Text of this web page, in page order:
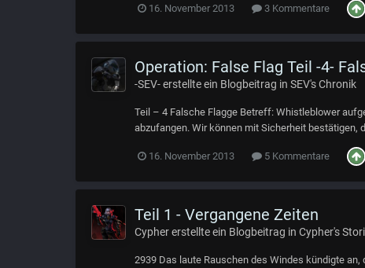
16. November 2013 3 Kommentare
Operation: False Flag Teil -4-
-SEV-erstellte ein Blogbeitrag in SEV's Chronik
Teil – 4 Falsche Flagge Betreff: Whistleblower
abzufangen. Wir können mit Sicherheit
16. November 2013 5 Kommentare
Teil 1 - Vergangene Zeiten
Cyphererstellte ein Blogbeitrag in Cypher's
2939 Das laute Rauschen des Windes kündigte